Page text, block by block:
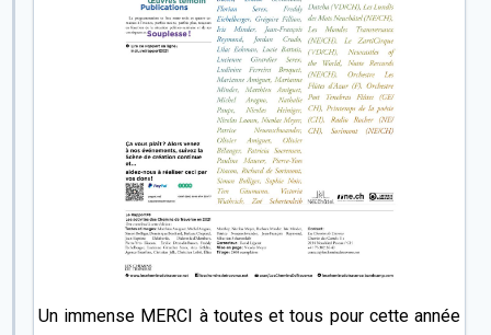
Un immense MERCI à toutes et tous pour cette année